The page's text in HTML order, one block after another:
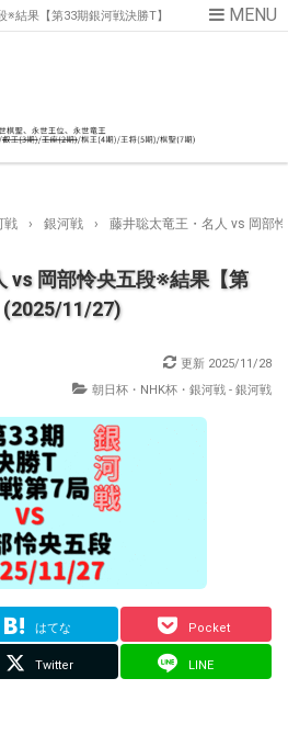
結果【第33期銀河戦決勝T】
戦 › 銀河戦 › 藤井聡太竜王・名人 vs 岡部
vs 岡部怜央五段※結果【第
(2025/11/27)
更新 2025/11/28
朝日杯・NHK杯・銀河戦 - 銀河戦
はてな Pocket
Twitter LINE